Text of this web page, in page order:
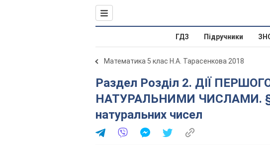
ГДЗ Підручники
Математика 5 клас Н.А. Тарасенкова 2018
Раздел Розділ 2. ДІЇ ПЕРШОГО СТУПЕНЯ З
НАТУРАЛЬНИМИ ЧИСЛАМИ. §
натуральних чисел